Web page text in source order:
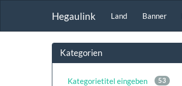
Hegaulink Land Banner
Kategorien
53
Kategorietitel eingeben